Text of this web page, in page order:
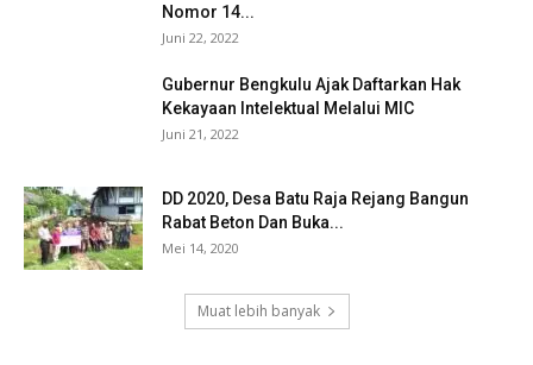
Nomor 14...
Juni 22, 2022
Gubernur Bengkulu Ajak Daftarkan Hak
Kekayaan Intelektual Melalui MIC
Juni 21, 2022
DD 2020, Desa Batu Raja Rejang Bangun
Rabat Beton Dan Buka...
Mei 14, 2020
Muat lebih banyak